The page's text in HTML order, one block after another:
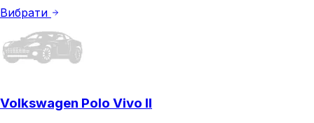
Вибрати
Volkswagen Polo Vivo II